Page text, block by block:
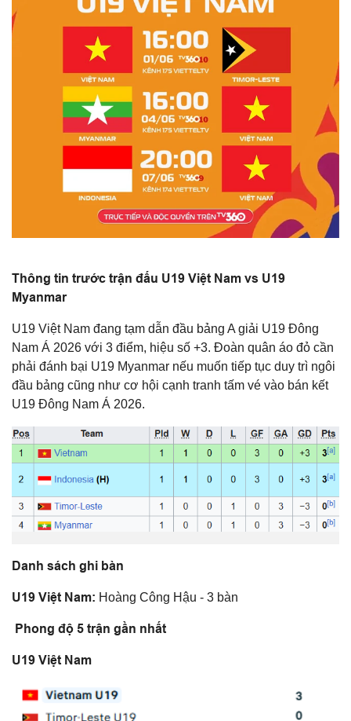
Thông tin trước trận đấu U19 Việt Nam vs U19
Myanmar
U19 Việt Nam đang tạm dẫn đầu bảng A giải U19 Đông
Nam Á 2026 với 3 điểm, hiệu số +3. Đoàn quân áo đỏ cần
phải đánh bại U19 Myanmar nếu muốn tiếp tục duy trì ngôi
đầu bảng cũng như cơ hội cạnh tranh tấm vé vào bán kết
U19 Đông Nam Á 2026.
Danh sách ghi bàn
U19 Việt Nam: Hoàng Công Hậu - 3 bàn
Phong độ 5 trận gần nhất
U19 Việt Nam